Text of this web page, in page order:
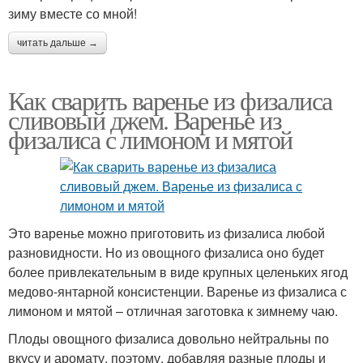
зиму вместе со мной!
читать дальше →
Как сварить варенье из физалиса
сливовый джем. Варенье из
физалиса с лимоном и мятой
Это варенье можно приготовить из физалиса любой
разновидности. Но из овощного физалиса оно будет
более привлекательным в виде крупных целеньких ягод
медово-янтарной консистенции. Варенье из физалиса с
лимоном и мятой – отличная заготовка к зимнему чаю.
Плоды овощного физалиса довольно нейтральны по
вкусу и аромату, поэтому, добавляя разные плоды и